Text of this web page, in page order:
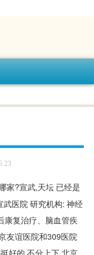
家?宣武,天坛 已经是
医院 研究机构: 神经
康复治疗、脑血管疾
友谊医院和309医院